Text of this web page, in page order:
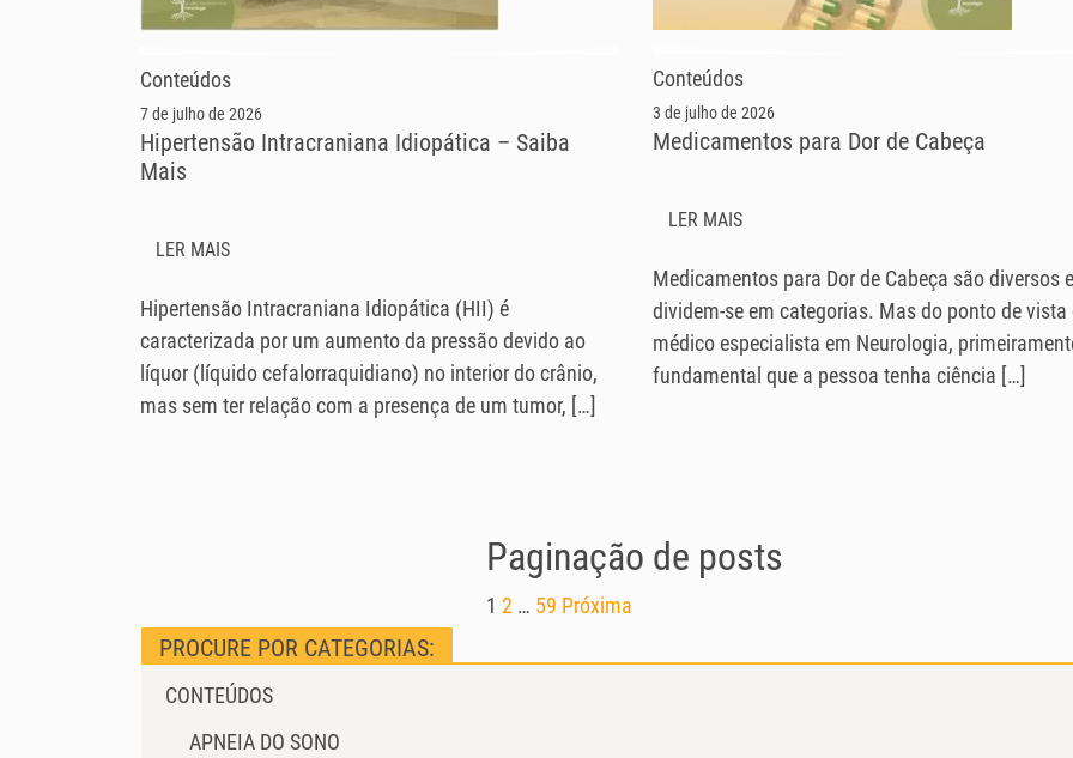
Conteúdos
7 de julho de 2026
Hipertensão Intracraniana Idiopática – Saiba
Mais
LER MAIS
Hipertensão Intracraniana Idiopática (HII) é
caracterizada por um aumento da pressão devido ao
líquor (líquido cefalorraquidiano) no interior do crânio,
mas sem ter relação com a presença de um tumor, […]
Conteúdos
3 de julho de 2026
Medicamentos para Dor de Cabeça
LER MAIS
Medicamentos para Dor de Cabeça são diversos e
dividem-se em categorias. Mas do ponto de vista
médico especialista em Neurologia,
fundamental que a pessoa tenha ciência […]
Paginação de posts
1 2 … 59 Próxima
PROCURE POR CATEGORIAS:
CONTEÚDOS
APNEIA DO SONO